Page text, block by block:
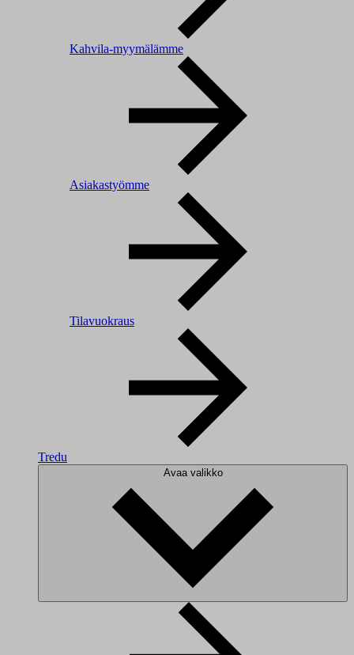
Kahvila-myymälämme
Asiakastyömme
Tilavuokraus
Tredu
Avaa valikko